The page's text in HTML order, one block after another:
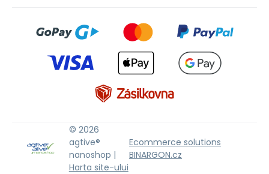
© 2026
agtive®
nanoshop |
Harta site-ului
Ecommerce solutions
BINARGON.cz